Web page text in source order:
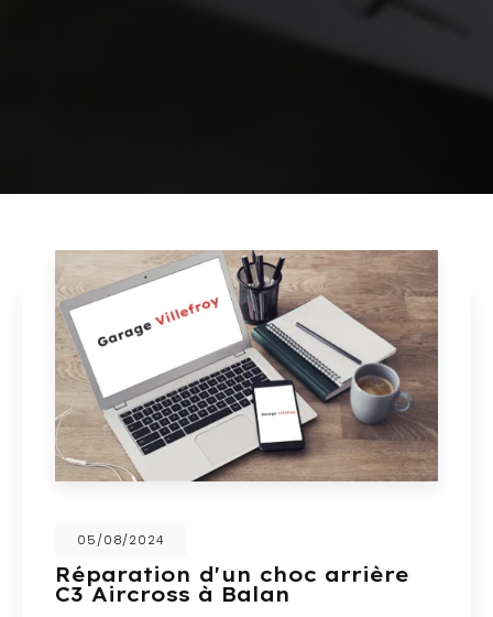
05/08/2024
Réparation d'un choc arrière
C3 Aircross à Balan